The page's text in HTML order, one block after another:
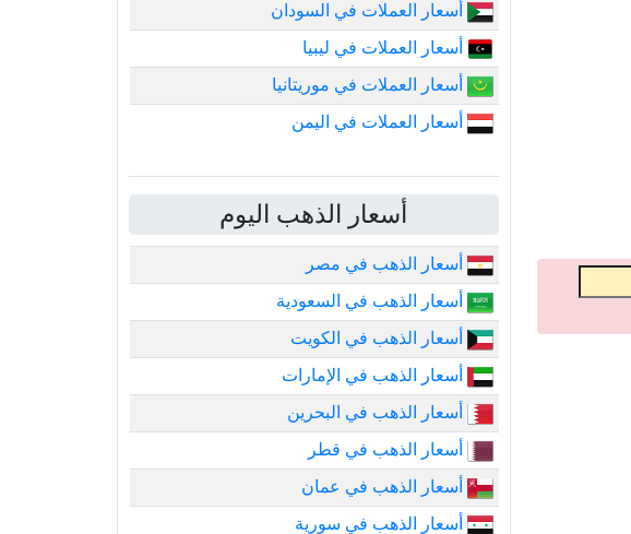
أسعار العملات في السودان
أسعار العملات في ليبيا
أسعار العملات في موريتانيا
أسعار العملات في اليمن
أسعار الذهب اليوم
أسعار الذهب في مصر
أسعار الذهب في السعودية
أسعار الذهب في الكويت
أسعار الذهب في الإمارات
أسعار الذهب في البحرين
أسعار الذهب في قطر
أسعار الذهب في عمان
أسعار الذهب في سورية